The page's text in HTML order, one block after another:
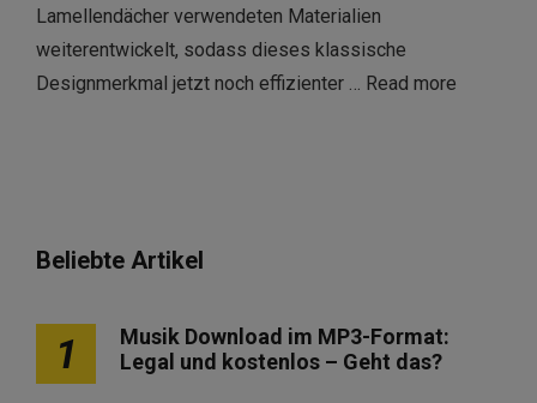
Lamellendächer verwendeten Materialien
weiterentwickelt, sodass dieses klassische
Designmerkmal jetzt noch effizienter … Read more
Beliebte Artikel
1
Musik Download im MP3-Format:
Legal und kostenlos – Geht das?